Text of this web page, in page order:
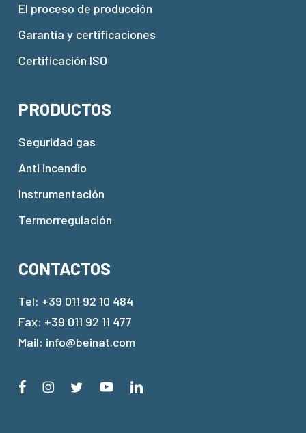
El proceso de producción
Garantía y certificaciones
Certificación ISO
PRODUCTOS
Seguridad gas
Anti incendio
Instrumentación
Termorregulación
CONTACTOS
Tel: +39 011 92 10 484
Fax: +39 011 92 11 477
Mail: info@beinat.com